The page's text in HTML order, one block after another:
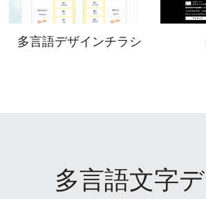
多言語デザインチラシ
多言語文字